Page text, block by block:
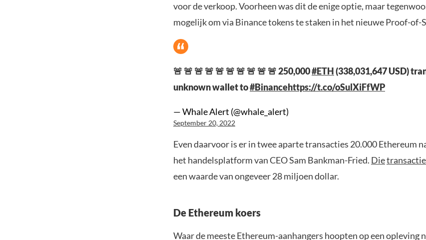
voor de verkoop. Voorheen was dit de enige optie, maar
mogelijk om via Binance tokens te staken in het nieuwe Proof-of-
🚨 🚨 🚨 🚨 🚨 🚨 🚨 🚨 🚨 🚨 250,000#ETH(338,031,647 USD)
unknown wallet to#Binancehttps://t.co/oSulXiFfWP
— Whale Alert (@whale_alert)
September 20, 2022
Even daarvoor is er in twee aparte transacties 20.000 Ethereum
het handelsplatform van CEO Sam Bankman-Fried. Die
een waarde van ongeveer 28 miljoen dollar.
De Ethereum koers
Waar de meeste Ethereum-aanhangers hoopten op een opleving